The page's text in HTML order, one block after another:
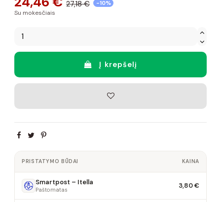
27,18 € -10%
Su mokesčiais
Į krepšelį
PRISTATYMO BŪDAI KAINA
Smartpost – Itella
Paštomatas 3,80 €